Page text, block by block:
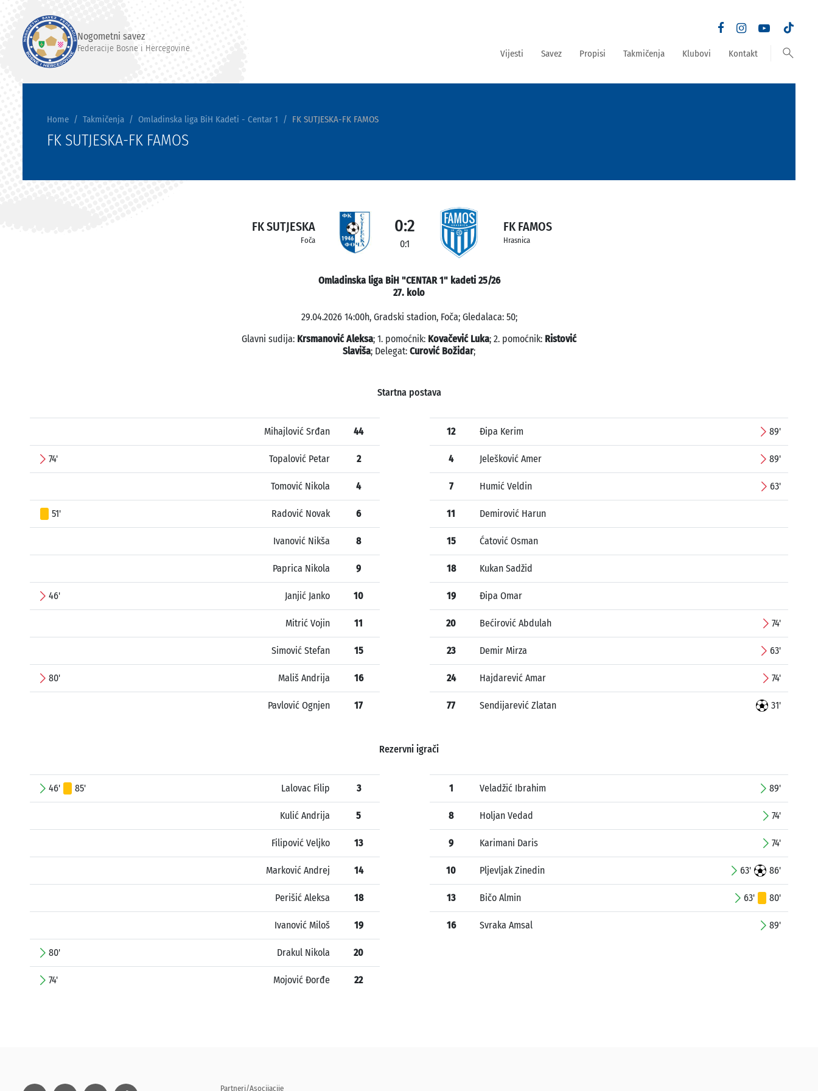
Nogometni savez
Federacije Bosne i Hercegovine Vijesti Savez Propisi Takmičenja Klubovi Kontakt search
Home Takmičenja Omladinska liga BiH Kadeti - Centar 1 FK SUTJESKA-FK FAMOS
FK SUTJESKA-FK FAMOS
FK SUTJESKA
Foča
0:2
0:1
FK FAMOS
Hrasnica
Omladinska liga BiH "CENTAR 1" kadeti 25/26
27. kolo
29.04.2026 14:00h, Gradski stadion, Foča; Gledalaca: 50;
Glavni sudija: Krsmanović Aleksa; 1. pomoćnik: Kovačević Luka; 2. pomoćnik: Ristović
Slaviša; Delegat: Curović Božidar;
Startna postava
Mihajlović Srđan 44
74' Topalović Petar 2
Tomović Nikola 4
51' Radović Novak 6
Ivanović Nikša 8
Paprica Nikola 9
46' Janjić Janko 10
Mitrić Vojin 11
Simović Stefan 15
80' Mališ Andrija 16
Pavlović Ognjen 17
12 Đipa Kerim 89'
4 Jelešković Amer 89'
7 Humić Veldin 63'
11 Demirović Harun
15 Ćatović Osman
18 Kukan Sadžid
19 Đipa Omar
20 Bećirović Abdulah 74'
23 Demir Mirza 63'
24 Hajdarević Amar 74'
77 Sendijarević Zlatan 31'
Rezervni igrači
46' 85' Lalovac Filip 3
Kulić Andrija 5
Filipović Veljko 13
Marković Andrej 14
Perišić Aleksa 18
Ivanović Miloš 19
80' Drakul Nikola 20
74' Mojović Đorđe 22
1 Veladžić Ibrahim 89'
8 Holjan Vedad 74'
9 Karimani Daris 74'
10 Pljevljak Zinedin 63' 86'
13 Bičo Almin 63' 80'
16 Svraka Amsal 89'
Partneri/Asocijacije